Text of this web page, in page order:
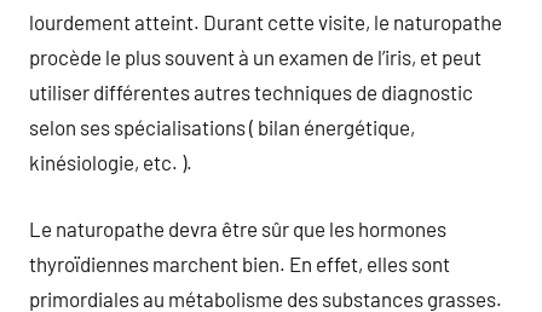
lourdement atteint. Durant cette visite, le naturopathe
procède le plus souvent à un examen de l’iris, et peut
utiliser différentes autres techniques de diagnostic
selon ses spécialisations ( bilan énergétique,
kinésiologie, etc. ).
Le naturopathe devra être sûr que les hormones
thyroïdiennes marchent bien. En effet, elles sont
primordiales au métabolisme des substances grasses.